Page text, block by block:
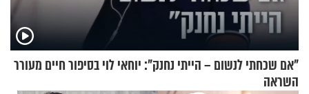
"אם שכחתי לנשום – הייתי נחנק": יוחאי לוי בסיפור חיים מעורר
השראה